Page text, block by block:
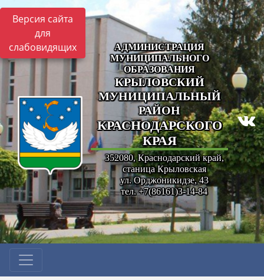
Версия сайта
для
слабовидящих
АДМИНИСТРАЦИЯ
МУНИЦИПАЛЬНОГО
ОБРАЗОВАНИЯ
КРЫЛОВСКИЙ
МУНИЦИПАЛЬНЫЙ
РАЙОН
КРАСНОДАРСКОГО
КРАЯ
352080, Краснодарский край,
станица Крыловская
ул. Орджоникидзе, 43
тел. +7(86161)3-14-84